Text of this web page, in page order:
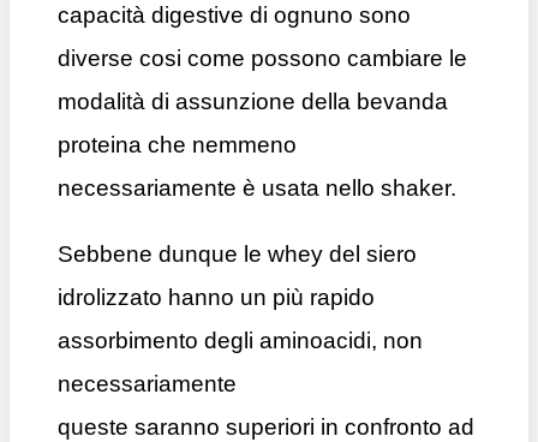
capacità digestive di ognuno sono
diverse cosi come possono cambiare le
modalità di assunzione della bevanda
proteina che nemmeno
necessariamente è usata nello shaker.
Sebbene dunque le whey del siero
idrolizzato hanno un più rapido
assorbimento degli aminoacidi, non
necessariamente
queste saranno superiori in confronto ad